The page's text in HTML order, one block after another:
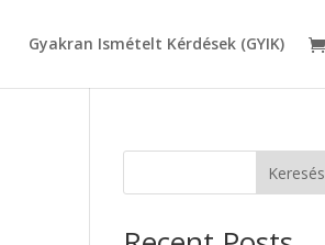
Gyakran Ismételt Kérdések (GYIK)
Keresés